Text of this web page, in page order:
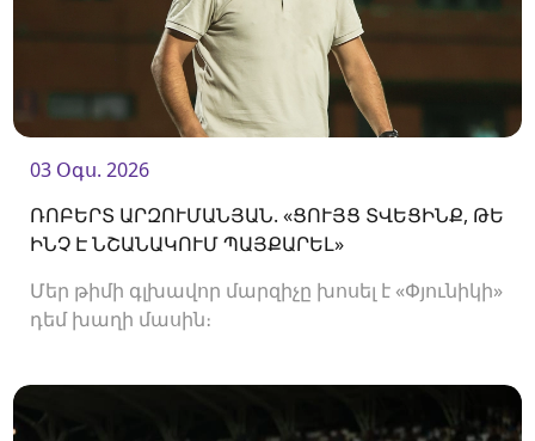
03 Օգս. 2026
ՌՈԲԵՐՏ ԱՐԶՈՒՄԱՆՅԱՆ. «ՑՈՒՅՑ ՏՎԵՑԻՆՔ, ԹԵ
ԻՆՉ Է ՆՇԱՆԱԿՈՒՄ ՊԱՅՔԱՐԵԼ»
Մեր թիմի գլխավոր մարզիչը խոսել է «Փյունիկի»
դեմ խաղի մասին։